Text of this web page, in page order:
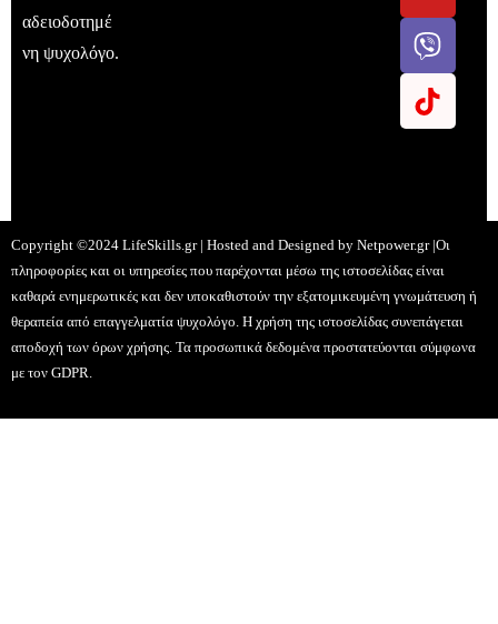
αδειοδοτημέ
νη ψυχολόγο.
Copyright ©2024 LifeSkills.gr | Hosted and Designed by Netpower.gr |Οι
πληροφορίες και οι υπηρεσίες που παρέχονται μέσω της ιστοσελίδας είναι
καθαρά ενημερωτικές και δεν υποκαθιστούν την εξατομικευμένη γνωμάτευση ή
θεραπεία από επαγγελματία ψυχολόγο. Η χρήση της ιστοσελίδας συνεπάγεται
αποδοχή των όρων χρήσης. Τα προσωπικά δεδομένα προστατεύονται σύμφωνα
με τον GDPR.